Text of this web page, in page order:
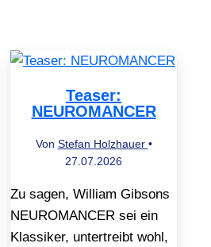
Teaser:
NEUROMANCER
Von Stefan Holzhauer •
27.07.2026
Zu sagen, William Gibsons
NEUROMANCER sei ein
Klassiker, untertreibt wohl,